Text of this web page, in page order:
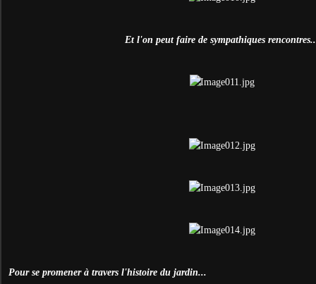
Et l'on peut faire de sympathiques
Pour se promener à travers l'histoire du jardin...